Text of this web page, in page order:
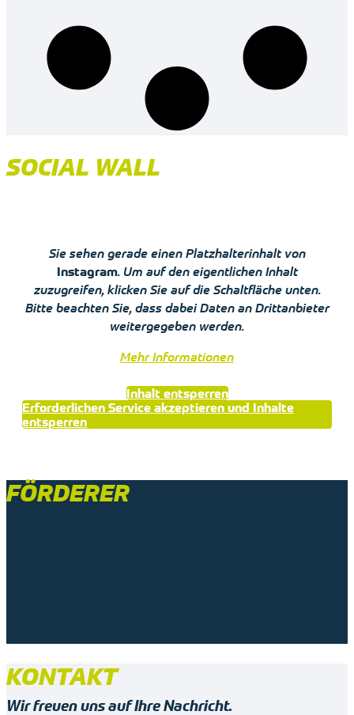
SOCIAL WALL
Sie sehen gerade einen Platzhalterinhalt von
Instagram. Um auf den eigentlichen Inhalt
zuzugreifen, klicken Sie auf die Schaltfläche unten.
Bitte beachten Sie, dass dabei Daten an Drittanbieter
weitergegeben werden.
Mehr Informationen
Inhalt entsperren
Erforderlichen Service akzeptieren und Inhalte
entsperren
FÖRDERER
KONTAKT
Wir freuen uns auf Ihre Nachricht.